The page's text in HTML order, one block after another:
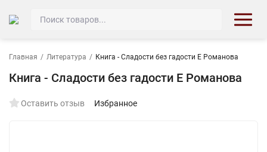
Главная / Литература / Книга - Сладости без гадости Е Романова
Книга - Сладости без гадости Е Романова
Оставить отзыв Избранное